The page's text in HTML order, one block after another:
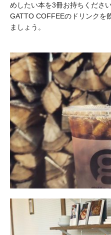
めしたい本を3冊お持ちくださ
GATTO COFFEEのドリンクを
ましょう。